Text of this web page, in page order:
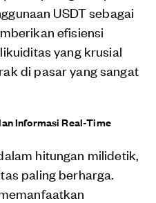
USDT sebagai
efisiensi
yang krusial
di pasar yang sangat
Informasi Real-Time
hitungan milidetik,
paling berharga.